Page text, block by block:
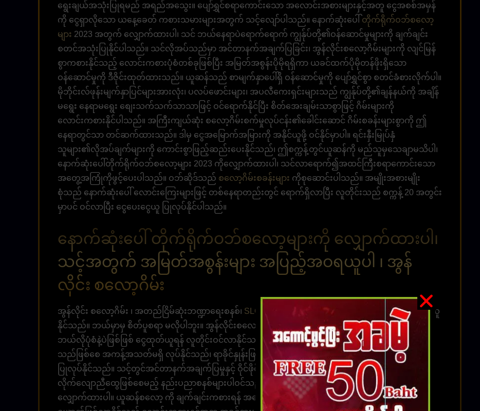
ရွေးချယ်အသုံးပြုရမည် အရည်အသွေး။ ပျော်ရွှင်စရာကောင်းသော အလောင်းအစားများနှင့်အတူ ငွေအစစ်အမှန်
ကို ငွေရှာလိုသော ယနေ့ခေတ် ကစားသမားများအတွက် သင့်လျော်ပါသည်။ နောက်ဆုံးပေါ် တိုက်ရိုက်ဝဘ်စလော့
များ 2023 အတွက် လျှောက်ထားပါ၊ သင် ဘယ်နေရာပဲရောက်ရောက် ကျွန်ုပ်တို့၏ဝန်ဆောင်မှုများကို ချက်ချင်း
စတင်အသုံးပြုနိုင်ပါသည်။ သင်လိုအပ်သည်မှာ အင်တာနက်အချက်ပြခြင်း၊ အွန်လိုင်းစလော့ဂိမ်းများကို လျင်မြန်
စွာကစားနိုင်သည့် လောင်းကစားပုံစံတစ်ခုဖြစ်ပြီး အမြတ်အစွန်းပိုမိုရရှိကာ ယခင်ထက်ပိုမိုတန်ဖိုးရှိသော
ဝန်ဆောင်မှုကို ဒီဇိုင်းထုတ်ထားသည်။ ယူဆန်သည် စာမျက်နှာပေါ်ရှိ ဝန်ဆောင်မှုကို ပျော်ရွှင်စွာ စတင်ခံစားလိုက်ပါ။
မိုဘိုင်းလ်ဖုန်းမျက်နှာပြင်များအားလုံး၊ ပလပ်ဖောင်းများ၊ အပလီကေးရှင်းများသည် ကျွန်ုပ်တို့၏ချန်နယ်ကို အချိန်
မရွေး နေရာမရွေး စျေးသက်သက်သာသာဖြင့် ဝင်ရောက်နိုင်ပြီး စိတ်အေးချမ်းသာစွာဖြင့် ဂိမ်းများကို
လောင်းကစားနိုင်ပါသည်။ အကြီးကျယ်ဆုံး စလော့ဂိမ်းစက်မှုလုပ်ငန်း၏ခေါင်းဆောင် ဂိမ်းစခန်းများစွာကို ဤ
နေရာတွင်သာ တင်ဆက်ထားသည်။ ဒါမှ ငွေအမြောက်အမြားကို အနိုင်ယူဖို့ ဝင်နိုင်မှာပါ။ ရင်းနှီးမြုပ်နှံ
သူများ၏လိုအပ်ချက်များကို ကောင်းစွာဖြည့်ဆည်းပေးနိုင်သည်၊ ဤစက္ကန့်တွင်ယူဆန်ကို မည်သူမှသေချာမသိပါ၊
နောက်ဆုံးပေါ်တိုက်ရိုက်ဝဘ်စလော့များ 2023 ကိုလျှောက်ထားပါ၊ သင်လာရောက်၍အထင်ကြီးစရာကောင်းသော
အတွေ့အကြုံကိုဖွင့်ပေးပါသည်။ ဝဘ်ဆိုဒ်သည် စလော့ဂိမ်းစခန်းမျာ း ကိုစုဆောင်းပါသည်။ အမျိုးအစားမျိုး
စုံသည် နောက်ဆုံးပေါ် လောင်းကြေးများဖြင့် တစ်နေရာတည်းတွင် ရောက်ရှိလာပြီး လူတိုင်းသည် စက္ကန့် 20 အတွင်း
မှာပင် ဝင်လာပြီး ငွေပေးငွေယူ ပြုလုပ်နိုင်ပါသည်။
နောက်ဆုံးပေါ် တိုက်ရိုက်ဝဘ်စလော့များကို လျှောက်ထားပါ၊
သင့်အတွက် အမြတ်အစွန်းများ အပြည့်အဝရယူပါ ၊ အွန်
လိုင်း စလော့ဂိမ်း
အွန်လိုင်း စလော့ဂိမ်း ၊ အတည်ငြိမ်ဆုံးဘဏ္ဍာရေးစနစ်၊ SLOT UFABET
သည် အပ်ငွေပမာဏအားလုံးကို ထုတ်ယူ
နိုင်သည်။ ဘယ်မှာမှ စိတ်ပူစရာ မလိုပါဘူး။ အွန်လိုင်းစလော့များကစားခြင်း၏ဝန်ဆောင်မှုကိုခံစားပါ။ ဂိမ်းကို
ဘယ်လိုပုံစံနဲ့ပဲဖြစ်ဖြစ် ငွေထုတ်ယူရန် လူတိုင်းဝင်လာနိုင်သည်။ 1 ဘတ် သို့မဟုတ် ဘတ် 1 သန်းကို ထုတ်ယူလို
သည်ဖြစ်စေ အကန့်အသတ်မရှိ လုပ်နိုင်သည်၊ ရာခိုင်နှုန်းဖြတ်တောက်ခြင်းမရှိဘဲ သင်ကိုယ်တိုင် အရောင်းအဝယ်
ပြုလုပ်နိုင်သည်။ သင့်တွင်အင်တာနက်အချက်ပြမှုနှင့် ဝိုင်ဖိုင်အချက်ပြမှုတစ်ခုရှိသရွေ့ ကစားသမားများအတွက်
လိုက်လျောညီထွေဖြစ်စေမည့် နည်းပညာစနစ်များပါဝင်သည့် နောက်ဆုံးပေါ်တိုက်ရိုက်ဝဘ်စလော့များ 2023 ကို
လျှောက်ထားပါ။ ယူဆန်စလော့ ကို ချက်ချင်းကစားရန် အကောင့်ဝင်ပါ၊ နေ့ချင်းညချင်း ပရော်ဖက်ရှင်နယ်တစ်